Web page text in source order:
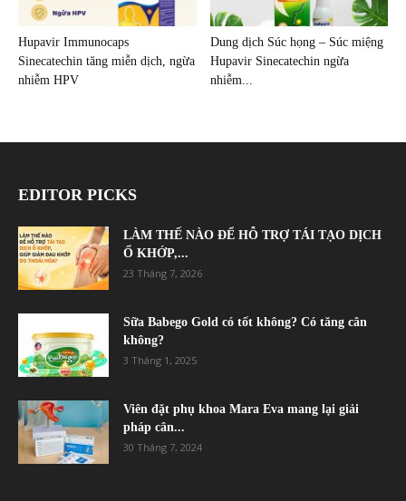
Hupavir Immunocaps
Sinecatechin tăng miễn dịch, ngừa
nhiễm HPV
Dung dịch Súc họng – Súc miệng
Hupavir Sinecatechin ngừa
nhiễm...
EDITOR PICKS
LÀM THẾ NÀO ĐỂ HỖ TRỢ TÁI TẠO DỊCH
Ổ KHỚP,...
23 Tháng 7, 2026
Sữa Babego Gold có tốt không? Có tăng cân
không?
3 Tháng 1, 2025
Viên đặt phụ khoa Mara Eva mang lại giải
pháp cân...
30 Tháng 7, 2024